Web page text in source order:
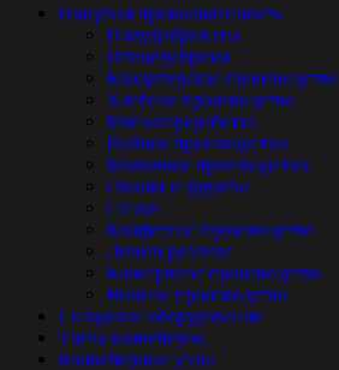
Пищевая промышленность
Полуфабрикаты
Птицефабрики
Кондитерское производство
Хлебное производство
Мясо-переработка
Рыбное производство
Молочное производство
Овощи и фрукты
Снэки
Конфетное производство
Линии розлива
Консервное производство
Винное производство
Складское оборудование
Типы конвейеров
Конвейерные узлы